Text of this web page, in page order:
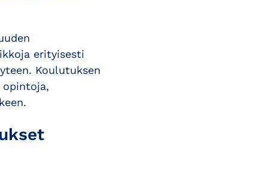
erityisesti
Koulutuksen